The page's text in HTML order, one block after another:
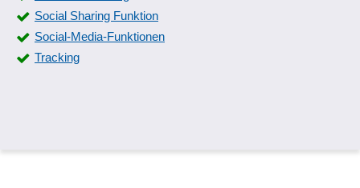
Social Sharing Funktion
Social-Media-Funktionen
Tracking